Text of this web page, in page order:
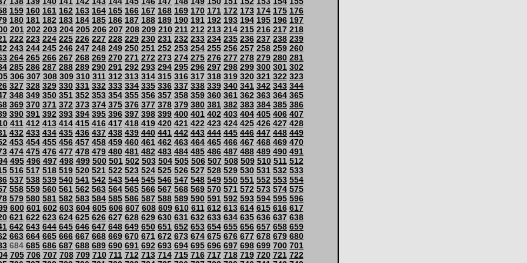
159 160 161 162 163 164 165 166 167 168 169 170 171 172 173 174 175 176
180 181 182 183 184 185 186 187 188 189 190 191 192 193 194 195 196 197
201 202 203 204 205 206 207 208 209 210 211 212 213 214 215 216 217 218
222 223 224 225 226 227 228 229 230 231 232 233 234 235 236 237 238 239
243 244 245 246 247 248 249 250 251 252 253 254 255 256 257 258 259 260
264 265 266 267 268 269 270 271 272 273 274 275 276 277 278 279 280 281
285 286 287 288 289 290 291 292 293 294 295 296 297 298 299 300 301 302
306 307 308 309 310 311 312 313 314 315 316 317 318 319 320 321 322 323
327 328 329 330 331 332 333 334 335 336 337 338 339 340 341 342 343 344
348 349 350 351 352 353 354 355 356 357 358 359 360 361 362 363 364 365
369 370 371 372 373 374 375 376 377 378 379 380 381 382 383 384 385 386
390 391 392 393 394 395 396 397 398 399 400 401 402 403 404 405 406 407
411 412 413 414 415 416 417 418 419 420 421 422 423 424 425 426 427 428
432 433 434 435 436 437 438 439 440 441 442 443 444 445 446 447 448 449
453 454 455 456 457 458 459 460 461 462 463 464 465 466 467 468 469 470
474 475 476 477 478 479 480 481 482 483 484 485 486 487 488 489 490 491
495 496 497 498 499 500 501 502 503 504 505 506 507 508 509 510 511 512
516 517 518 519 520 521 522 523 524 525 526 527 528 529 530 531 532 533
537 538 539 540 541 542 543 544 545 546 547 548 549 550 551 552 553 554
558 559 560 561 562 563 564 565 566 567 568 569 570 571 572 573 574 575
579 580 581 582 583 584 585 586 587 588 589 590 591 592 593 594 595 596
600 601 602 603 604 605 606 607 608 609 610 611 612 613 614 615 616 617
621 622 623 624 625 626 627 628 629 630 631 632 633 634 635 636 637 638
642 643 644 645 646 647 648 649 650 651 652 653 654 655 656 657 658 659
663 664 665 666 667 668 669 670 671 672 673 674 675 676 677 678 679 680
684 685 686 687 688 689 690 691 692 693 694 695 696 697 698 699 700 701
705 706 707 708 709 710 711 712 713 714 715 716 717 718 719 720 721 722